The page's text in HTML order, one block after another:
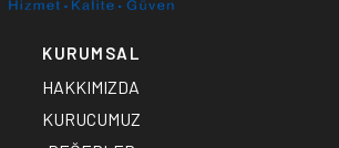
KURUMSAL
HAKKIMIZDA
KURUCUMUZ